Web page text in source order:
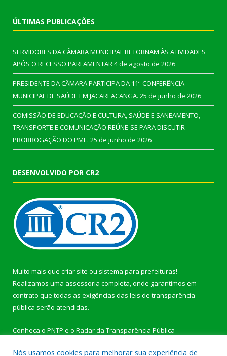
ÚLTIMAS PUBLICAÇÕES
SERVIDORES DA CÂMARA MUNICIPAL RETORNAM ÀS ATIVIDADES
APÓS O RECESSO PARLAMENTAR4 de agosto de 2026
PRESIDENTE DA CÂMARA PARTICIPA DA 11ª CONFERÊNCIA
MUNICIPAL DE SAÚDE EM JACAREACANGA. 25 de junho de 2026
COMISSÃO DE EDUCAÇÃO E CULTURA, SAÚDE E SANEAMENTO,
TRANSPORTE E COMUNICAÇÃO REÚNE-SE PARA DISCUTIR
PRORROGAÇÃO DO PME. 25 de junho de 2026
DESENVOLVIDO POR CR2
Muito mais que criar site ou sistema para prefeituras!
Realizamos uma assessoria completa, onde garantimos em
contrato que todas as exigências das leis de transparência
pública serão atendidas.
Conheça o PNTP e o Radar da Transparência Pública
Nós usamos cookies para melhorar sua experiência de